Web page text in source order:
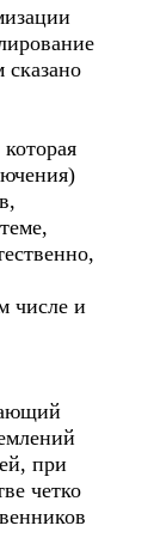
числе и
при
четко